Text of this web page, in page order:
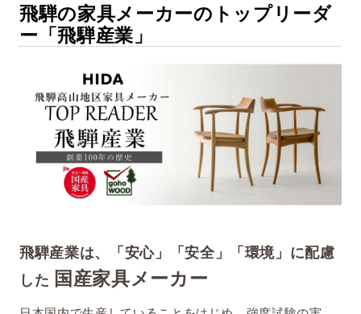
飛騨の家具メーカーのトップリーダ
ー「飛騨産業」
飛騨産業は、「安心」「安全」「環境」に配慮
した 国産家具メーカー